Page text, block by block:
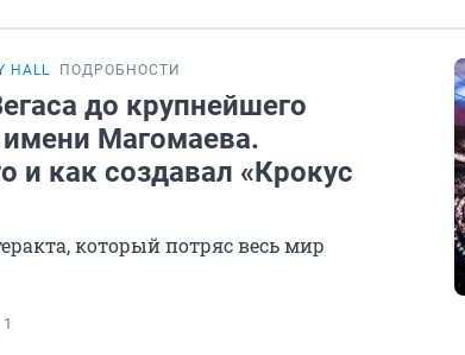
HALL ПОДРОБНОСТИ
до крупнейшего
имени Магомаева.
и как создавал «Крокус
который потряс весь мир
1